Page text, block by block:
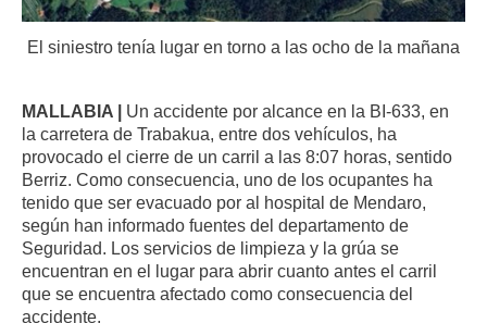
El siniestro tenía lugar en torno a las ocho de la mañana
MALLABIA | Un accidente por alcance en la BI-633, en
la carretera de Trabakua, entre dos vehículos, ha
provocado el cierre de un carril a las 8:07 horas, sentido
Berriz. Como consecuencia, uno de los ocupantes ha
tenido que ser evacuado por al hospital de Mendaro,
según han informado fuentes del departamento de
Seguridad. Los servicios de limpieza y la grúa se
encuentran en el lugar para abrir cuanto antes el carril
que se encuentra afectado como consecuencia del
accidente.